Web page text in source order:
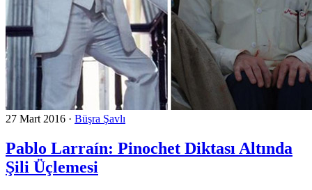
27 Mart 2016 · Büşra Şavlı
Pablo Larraín: Pinochet Diktası Altında
Şili Üçlemesi